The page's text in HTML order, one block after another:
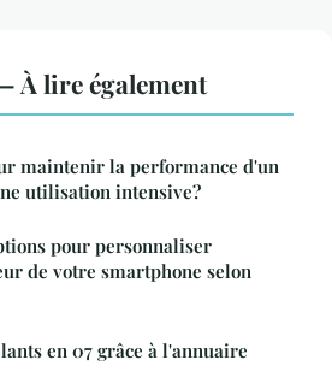
À lire également
maintenir la performance d'un
utilisation intensive?
pour personnaliser
de votre smartphone selon
en 07 grâce à l'annuaire